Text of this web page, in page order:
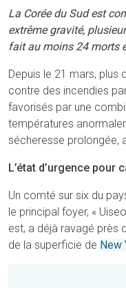
La Corée du Sud est
extrême gravité,
fait au moins 24 morts
Depuis le 21 mars,
contre des incendies
favorisés par une
températures
sécheresse prolongée,
L’état d’urgence pour
Un comté sur six du
le principal foyer, «
est, a déjà ravagé près
de la superficie de New